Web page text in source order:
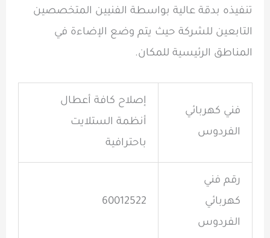
تنفيذه بدقة عالية بواسطة الفنيين المتخصصين
التابعين للشركة حيث يتم وضع الإضاءة في
المناطق الرئيسية للمكان.
فني كهربائي
الفردوس
إصلاح كافة أعطال
أنظمة الستلايت
باحترافية
رقم فني
كهربائي
الفردوس
60012522